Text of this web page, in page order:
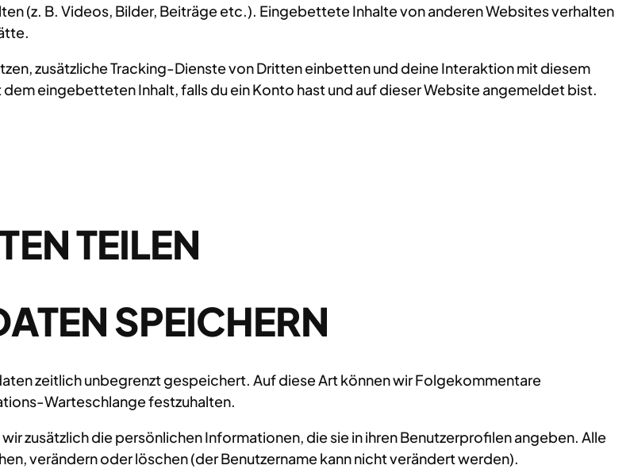
(z. B. Videos, Bilder, Beiträge etc.). Eingebettete Inhalte von anderen Websites verhalten
zusätzliche Tracking-Dienste von Dritten einbetten und deine Interaktion mit diesem
eingebetteten Inhalt, falls du ein Konto hast und auf dieser Website angemeldet bist.
TEILEN
SPEICHERN
zeitlich unbegrenzt gespeichert. Auf diese Art können wir Folgekommentare
Warteschlange festzuhalten.
zusätzlich die persönlichen Informationen, die sie in ihren Benutzerprofilen angeben. Alle
verändern oder löschen (der Benutzername kann nicht verändert werden).